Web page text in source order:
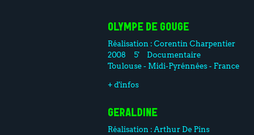
OLYMPE DE GOUGE
Réalisation :Corentin Charpentier
2008
5'
Documentaire
Toulouse - Midi-Pyrénnées - France
+ d'infos
GERALDINE
Réalisation :Arthur De Pins